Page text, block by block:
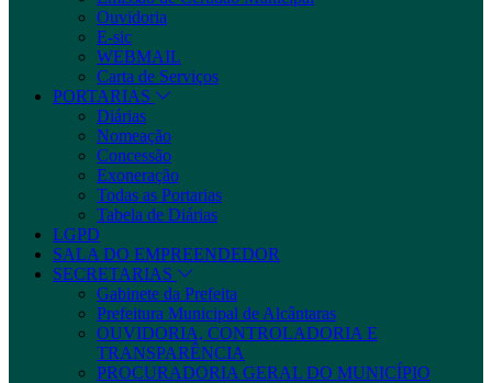
Ouvidoria
E-sic
WEBMAIL
Carta de Serviços
PORTARIAS
Diárias
Nomeação
Concessão
Exoneração
Todas as Portarias
Tabela de Diárias
LGPD
SALA DO EMPREENDEDOR
SECRETARIAS
Gabinete da Prefeita
Prefeitura Municipal de Alcântaras
OUVIDORIA, CONTROLADORIA E
TRANSPARÊNCIA
PROCURADORIA GERAL DO MUNICÍPIO